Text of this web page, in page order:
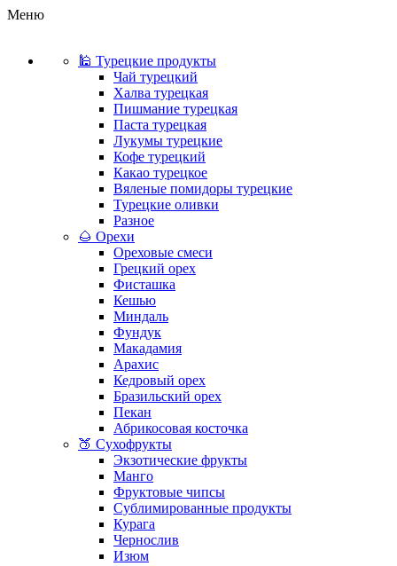
Меню
🕌 Турецкие продукты
Чай турецкий
Халва турецкая
Пишмание турецкая
Паста турецкая
Лукумы турецкие
Кофе турецкий
Какао турецкое
Вяленые помидоры турецкие
Турецкие оливки
Разное
🌰 Орехи
Ореховые смеси
Грецкий орех
Фисташка
Кешью
Миндаль
Фундук
Макадамия
Арахис
Кедровый орех
Бразильский орех
Пекан
Абрикосовая косточка
🍑 Сухофрукты
Экзотические фрукты
Манго
Фруктовые чипсы
Сублимированные продукты
Курага
Чернослив
Изюм